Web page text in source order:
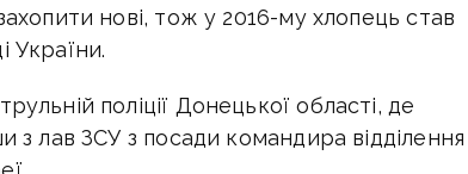
нові, тож у 2016-му хлопець став
України.
поліції Донецької області, де
з лав ЗСУ з посади командира відділення